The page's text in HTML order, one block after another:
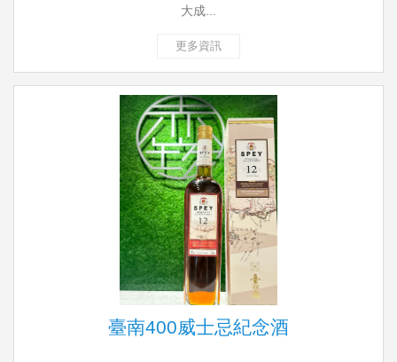
大成...
更多資訊
臺南400威士忌紀念酒